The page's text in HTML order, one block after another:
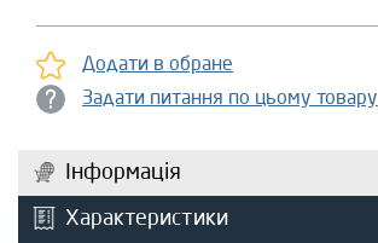
Додати в обране
Задати питання по цьому товару
Інформація
Характеристики